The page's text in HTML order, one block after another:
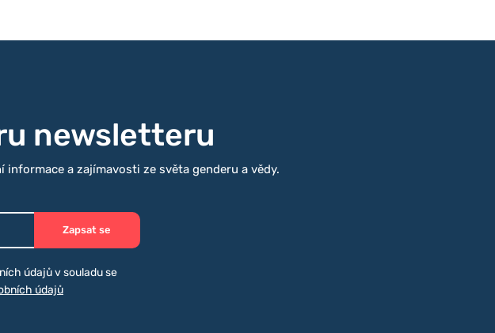
newsletteru
a zajímavosti ze světa genderu a vědy.
Zapsat se
údajů v souladu se
údajů